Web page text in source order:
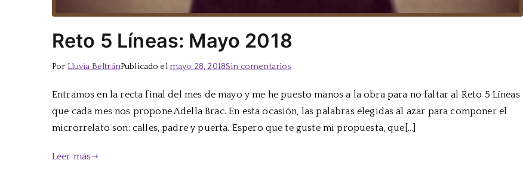
Reto 5 Líneas: Mayo 2018
Por Lluvia BeltránPublicado el mayo 28, 2018Sin comentariosen
5
Líneas:
Mayo
Entramos en la recta final del mes de mayo y me he puesto manos a la obra para no faltar al Reto 5 Líneas
que cada mes nos propone Adella Brac. En esta ocasión, las palabras elegidas al azar para componer el
microrrelato son: calles, padre y puerta. Espero que te guste mi propuesta, que[…]
Leer más